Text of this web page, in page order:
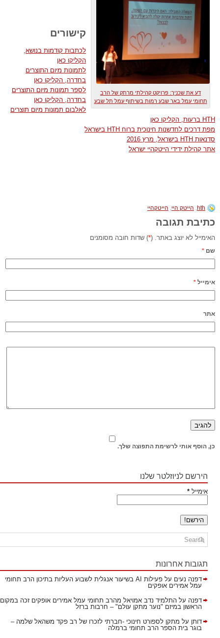
דע את שכניך: פרויקט קהילתי מרתק של הרב
תחומי עמל באר שבע רמות בשיתוף עמל תל שבע
קישורים
לכתבות קודמות בנושא,
הקליקו כאן
לתמונות מיום התוצרים
בחדרה, הקליקו כאן
לספר תמונות מיום התוצרים
בחדרה, הקליקו כאן
לאלבום תמונות מיום תוצרים
HTH ברעות, הקליקו כאן
מפת דרכים לחדשנות חינוכית ברוח HTH בישראל
סדנאות HTH בישראל, מרץ 2016
אתר קהילת ידידי הייטקהיי ישראל
hth
, הייטק היי, הייטקהיי
כתיבת תגובה
האימייל לא יוצג באתר. ( *) שדות חובה מסומנים
שם*
אימייל*
אתר
כן, הוסף אותי לרשימת התפוצה שלך.
הירשם לניוזלטר שלנו
אימייל*
תגובות אחרונות
דפנה נעיםעל
פעילות AI בשיעור אנגלית לשבוע העליות בתיכון הרב תחומי
עמל אמירים אופקים
דפנהעלהתלמיד נדב אמויאל מהרב תחומי עמל אמירים אופקים זכה במקום
הראשון במיזם "נוער מתקן עולם" – חרבות ברזל
דותןעלמתקן לספורט חינוכי -חברתי לזכרו של רב פקד משהאל שלמה –
בוגר בית הספר הרב תחומי ברמלה